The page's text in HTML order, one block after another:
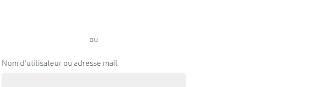
ou
Nom d'utilisateur ou adresse mail